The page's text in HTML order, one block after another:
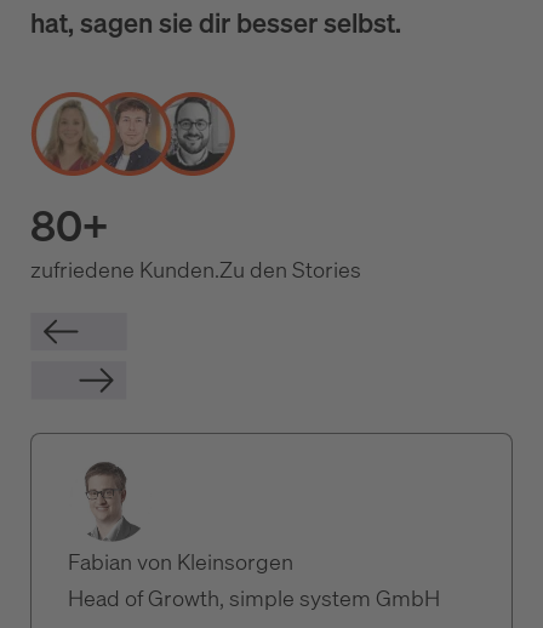
hat, sagen sie dir besser selbst.
80+
zufriedene Kunden.Zu den Stories
Fabian von Kleinsorgen
Head of Growth, simple system GmbH